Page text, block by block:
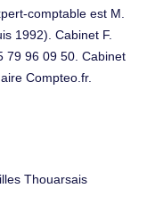
comptable est M.
1992). Cabinet F.
79 96 09 50. Cabinet
Compteo.fr.
Thouarsais